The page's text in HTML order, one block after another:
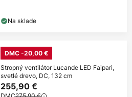
Na sklade
DMC -20,00 €
Stropný ventilátor Lucande LED Faipari,
svetlé drevo, DC, 132 cm
255,90 €